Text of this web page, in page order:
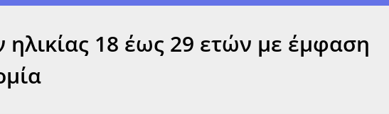
18 έως 29 ετών με έμφαση